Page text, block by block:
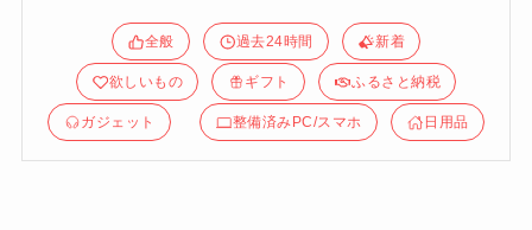
全般 過去24時間 新着
欲しいもの ギフト ふるさと納税
ガジェット 整備済みPC/スマホ 日用品